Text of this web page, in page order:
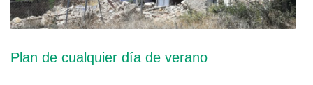
Plan de cualquier día de verano